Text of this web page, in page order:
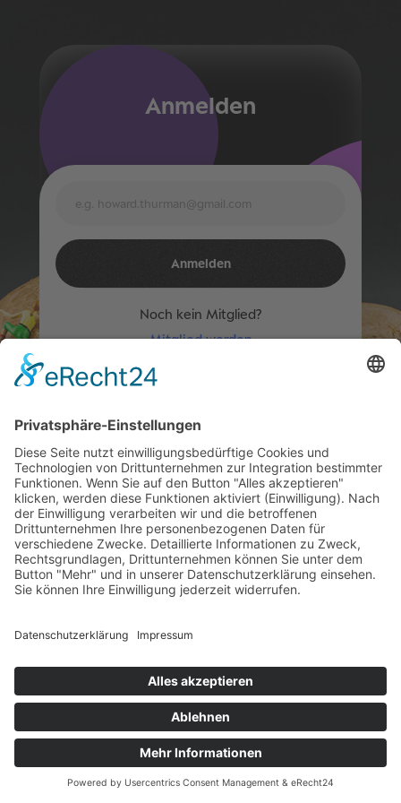
Anmelden
Noch kein Mitglied?
Mitglied werden
Du bist Mitglied?
Zugang für bestehende Mitglieder